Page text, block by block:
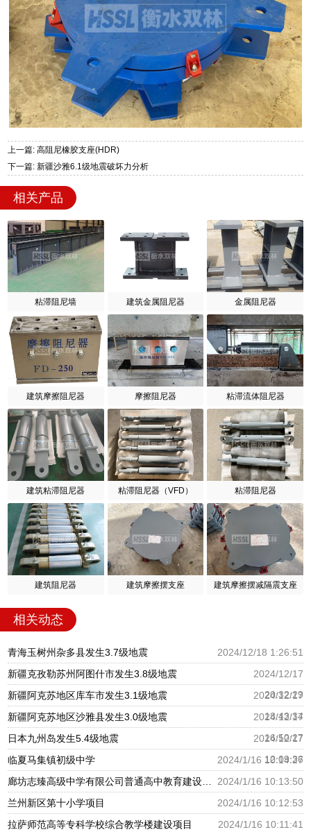
上一篇: 高阻尼橡胶支座(HDR)
下一篇: 新疆沙雅6.1级地震破坏力分析
相关产品
粘滞阻尼墙 建筑金属阻尼器 金属阻尼器
建筑摩擦阻尼器 摩擦阻尼器 粘滞流体阻尼器
建筑粘滞阻尼器 粘滞阻尼器（VFD） 粘滞阻尼器
建筑阻尼器 建筑摩擦摆支座 建筑摩擦摆减隔震支座
相关动态
青海玉树州杂多县发生3.7级地震
2024/12/18 1:26:51
新疆克孜勒苏州阿图什市发生3.8级地震
2024/12/17
20:32:29
新疆阿克苏地区库车市发生3.1级地震
2024/12/17
18:43:34
新疆阿克苏地区沙雅县发生3.0级地震
2024/12/17
16:50:27
日本九州岛发生5.4级地震
2024/12/17
12:09:36
临夏马集镇初级中学
2024/1/16 10:14:27
2024/1/16 10:13:50
兰州新区第十小学项目
2024/1/16 10:12:53
拉萨师范高等专科学校综合教学楼建设项目
2024/1/16 10:11:41